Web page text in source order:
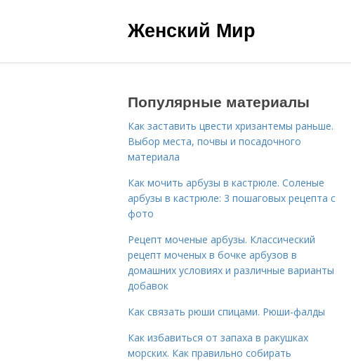
Женский Мир
Популярные материалы
Как заставить цвести хризантемы раньше.
Выбор места, почвы и посадочного
материала
Как мочить арбузы в кастрюле. Соленые
арбузы в кастрюле: 3 пошаговых рецепта с
фото
Рецепт моченые арбузы. Классический
рецепт моченых в бочке арбузов в
домашних условиях и различные варианты
добавок
Как связать рюши спицами. Рюши-фалды
Как избавиться от запаха в ракушках
морских. Как правильно собирать